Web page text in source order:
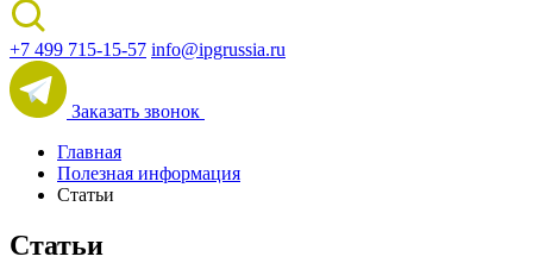
+7 499 715-15-57 info@ipgrussia.ru
Заказать звонок
Главная
Полезная информация
Статьи
Статьи